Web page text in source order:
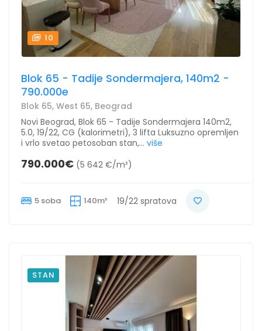
10
Blok 65 - Tadije Sondermajera, 140m2 -
790.000e
Blok 65, West 65, Beograd
Novi Beograd, Blok 65 - Tadije Sondermajera 140m2,
5.0, 19/22, CG (kalorimetri), 3 lifta Luksuzno opremljen
i vrlo svetao petosoban stan,... više
790.000€ (5 642 €/m²)
5 soba 140m² 19/22 spratova
STAN